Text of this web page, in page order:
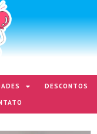
DESCONTOS